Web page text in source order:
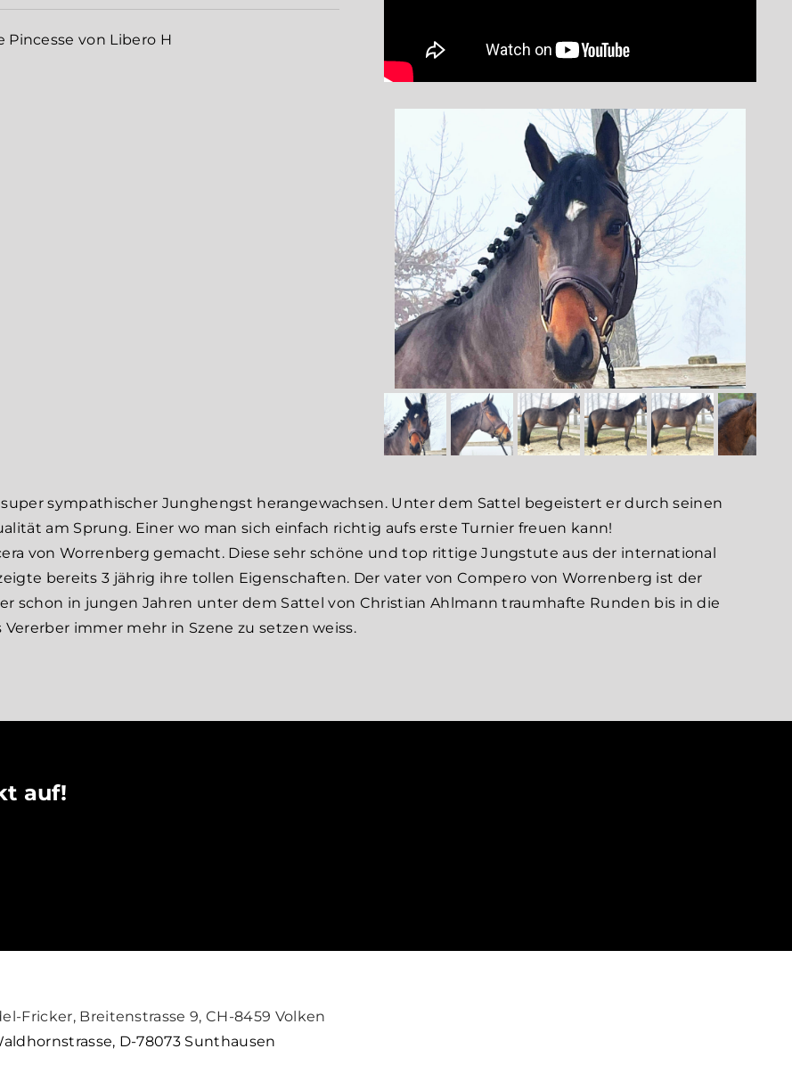
Pincesse von Libero H
sympathischer Junghengst herangewachsen. Unter dem Sattel begeistert er durch seinen
am Sprung. Einer wo man sich einfach richtig aufs erste Turnier freuen kann!
von Worrenberg gemacht. Diese sehr schöne und top rittige Jungstute aus der international
bereits 3 jährig ihre tollen Eigenschaften. Der vater von Compero von Worrenberg ist der
schon in jungen Jahren unter dem Sattel von Christian Ahlmann traumhafte Runden bis in die
immer mehr in Szene zu setzen weiss.
auf!
Fricker, Breitenstrasse 9, CH-8459 Volken
D-78073 Sunthausen